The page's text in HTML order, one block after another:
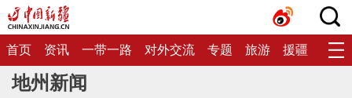
首页 资讯 一带一路 对外交流 专题 旅游 援疆 生态
地州新闻